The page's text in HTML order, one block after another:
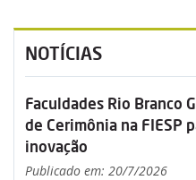
NOTÍCIAS
Faculdades Rio Branco
de Cerimônia na FIESP
inovação
Publicado em: 20/7/2026